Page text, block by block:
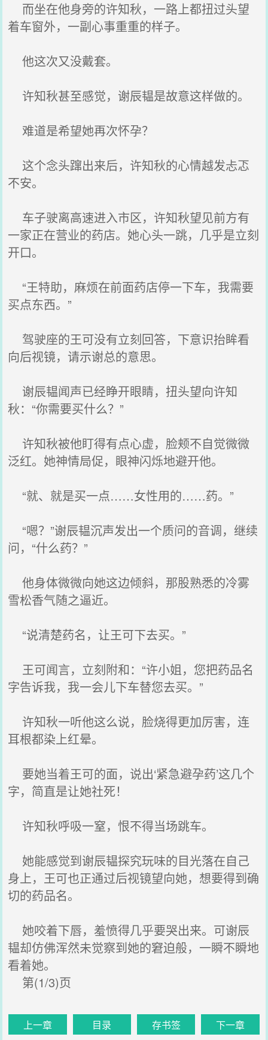
而坐在他身旁的许知秋，一路上都扭过头望
着车窗外，一副心事重重的样子。
他这次又没戴套。
许知秋甚至感觉，谢辰韫是故意这样做的。
难道是希望她再次怀孕？
这个念头蹿出来后，许知秋的心情越发忐忑
不安。
车子驶离高速进入市区，许知秋望见前方有
一家正在营业的药店。她心头一跳，几乎是立刻
开口。
“王特助，麻烦在前面药店停一下车，我需要
买点东西。”
驾驶座的王可没有立刻回答，下意识抬眸看
向后视镜，请示谢总的意思。
谢辰韫闻声已经睁开眼睛，扭头望向许知
秋：“你需要买什么？”
许知秋被他盯得有点心虚，脸颊不自觉微微
泛红。她神情局促，眼神闪烁地避开他。
“就、就是买一点……女性用的……药。”
“嗯？”谢辰韫沉声发出一个质问的音调，继续
问，“什么药？”
他身体微微向她这边倾斜，那股熟悉的冷雾
雪松香气随之逼近。
“说清楚药名，让王可下去买。”
王可闻言，立刻附和：“许小姐，您把药品名
字告诉我，我一会儿下车替您去买。”
许知秋一听他这么说，脸烧得更加厉害，连
耳根都染上红晕。
要她当着王可的面，说出‘紧急避孕药’这几个
字，简直是让她社死！
许知秋呼吸一窒，恨不得当场跳车。
她能感觉到谢辰韫探究玩味的目光落在自己
身上，王可也正通过后视镜望向她，想要得到确
切的药品名。
她咬着下唇，羞愤得几乎要哭出来。可谢辰
韫却仿佛浑然未觉察到她的窘迫般，一瞬不瞬地
看着她。
第(1/3)页
上一章 目录 存书签 下一章